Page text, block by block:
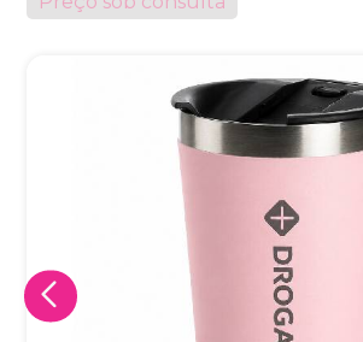
Eu concordo em receber
A nossa empresa está comprometida a
sua privacidade, utilizaremos seus
de marketing. Você pode alterar suas
qualquer momento.
Iniciar conversa